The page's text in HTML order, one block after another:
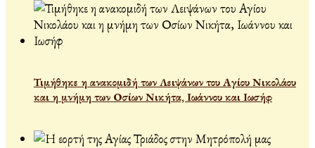
Τιμήθηκε η ανακομιδή των Λειψάνων του Αγίου Νικολάου
και η μνήμη των Οσίων Νικήτα, Ιωάννου και Ιωσήφ